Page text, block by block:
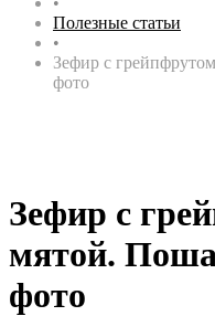
Полезные статьи
•
Зефир с
фото
Зефир с
мятой.
фото